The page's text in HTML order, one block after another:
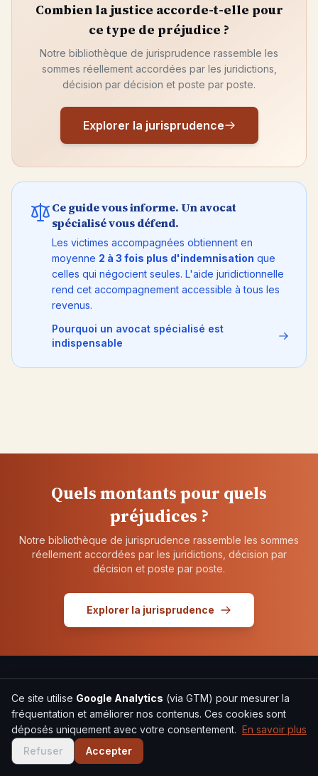
Combien la justice accorde-t-elle pour
ce type de préjudice ?
Notre bibliothèque de jurisprudence rassemble les
sommes réellement accordées par les juridictions,
décision par décision et poste par poste.
Explorer la jurisprudence
Ce guide vous informe. Un avocat
spécialisé vous défend.
Les victimes accompagnées obtiennent en
moyenne 2 à 3 fois plus d'indemnisation que
celles qui négocient seules. L'aide juridictionnelle
rend cet accompagnement accessible à tous les
revenus.
Pourquoi un avocat spécialisé est
indispensable
Quels montants pour quels
préjudices ?
Notre bibliothèque de jurisprudence rassemble les sommes
réellement accordées par les juridictions, décision par
décision et poste par poste.
Explorer la jurisprudence
Décisions de justice et conseils pratiques. Gratuit.
S'inscrire
Ce site utilise Google Analytics (via GTM) pour mesurer la
fréquentation et améliorer nos contenus. Ces cookies sont
déposés uniquement avec votre consentement. En savoir plus
Refuser
Accepter